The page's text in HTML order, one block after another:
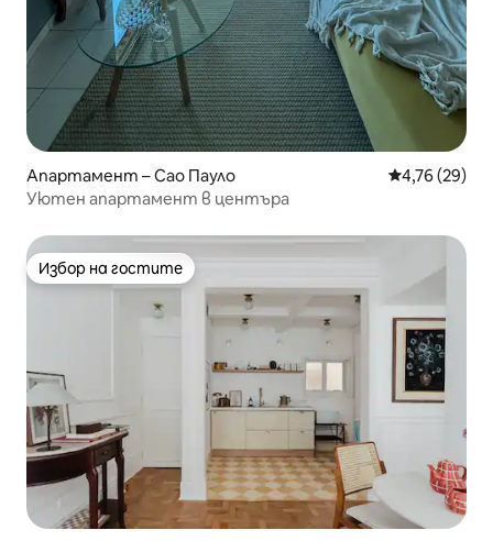
Апартамент – Сао Пауло Средна
4,76 (29)
Уютен апартамент в центъра
Избор на гостите
Избор на гостите